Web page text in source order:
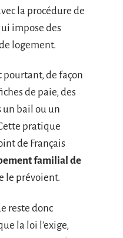
la procédure de
impose des
logement.
pourtant, de façon
de paie, des
un bail ou un
pratique
de Français
familial de
le prévoient.
reste donc
la loi l’exige,